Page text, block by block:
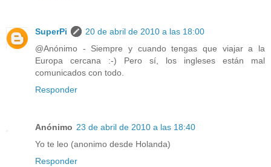
SuperPi
20 de abril de 2010 a las 18:00
@Anónimo - Siempre y cuando tengas que viajar a la
Europa cercana :-) Pero sí, los ingleses están mal
comunicados con todo.
Responder
Anónimo 23 de abril de 2010 a las 18:40
Yo te leo (anonimo desde Holanda)
Responder